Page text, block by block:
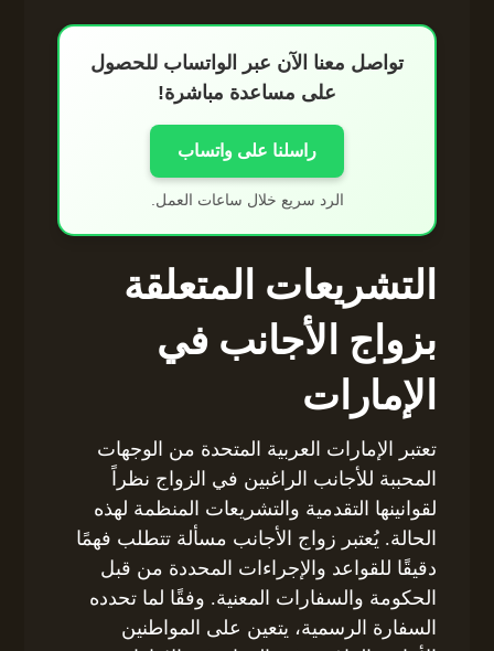
تواصل معنا الآن عبر الواتساب للحصول
على مساعدة مباشرة!
راسلنا على واتساب
الرد سريع خلال ساعات العمل.
التشريعات المتعلقة
بزواج الأجانب في
الإمارات
تعتبر الإمارات العربية المتحدة من الوجهات
المحببة للأجانب الراغبين في الزواج نظراً
لقوانينها التقدمية والتشريعات المنظمة لهذه
الحالة. يُعتبر زواج الأجانب مسألة تتطلب فهمًا
دقيقًا للقواعد والإجراءات المحددة من قبل
الحكومة والسفارات المعنية. وفقًا لما تحدده
السفارة الرسمية، يتعين على المواطنين